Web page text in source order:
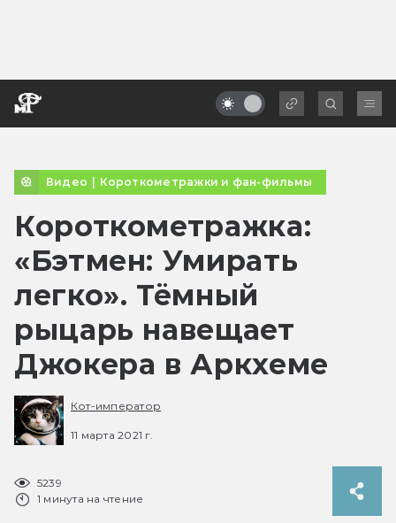
Видео | Короткометражки и фан-фильмы
Короткометражка:
«Бэтмен: Умирать
легко». Тёмный
рыцарь навещает
Джокера в Аркхеме
Кот-император
11 марта 2021 г.
5239
1 минута на чтение